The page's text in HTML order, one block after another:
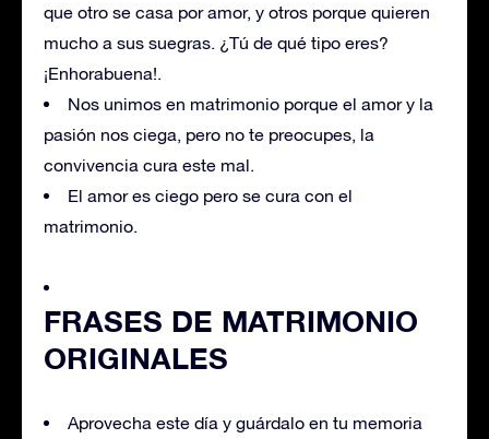
que otro se casa por amor, y otros porque quieren
mucho a sus suegras. ¿Tú de qué tipo eres?
¡Enhorabuena!.
Nos unimos en matrimonio porque el amor y la
pasión nos ciega, pero no te preocupes, la
convivencia cura este mal.
El amor es ciego pero se cura con el
matrimonio.
FRASES DE MATRIMONIO
ORIGINALES
Aprovecha este día y guárdalo en tu memoria